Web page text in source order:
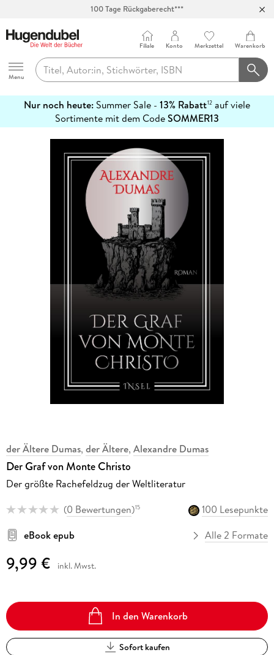
100 Tage Rückgaberecht***
Hugendubel
Menu
Filiale Konto Merkzettel Warenkorb
Nur noch heute: Summer Sale - 13% Rabatt12 auf viele
Sortimente mit dem CodeSOMMER13
erfahren
der Ältere Dumas, der Ältere, Alexandre Dumas
Der Graf von Monte Christo
Der größte Rachefeldzug der Weltliteratur
(0 Bewertungen)15
100 Lesepunkte
eBook epub
Alle 2 Formate
9,99 € inkl. Mwst.
In den Warenkorb
Sofort kaufen